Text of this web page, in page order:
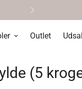
Outlet
(5